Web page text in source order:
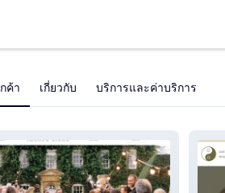
ค้า เกี่ยวกับ บริการและค่าบริการ